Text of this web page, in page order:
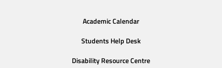
Academic Calendar
Students Help Desk
Disability Resource Centre